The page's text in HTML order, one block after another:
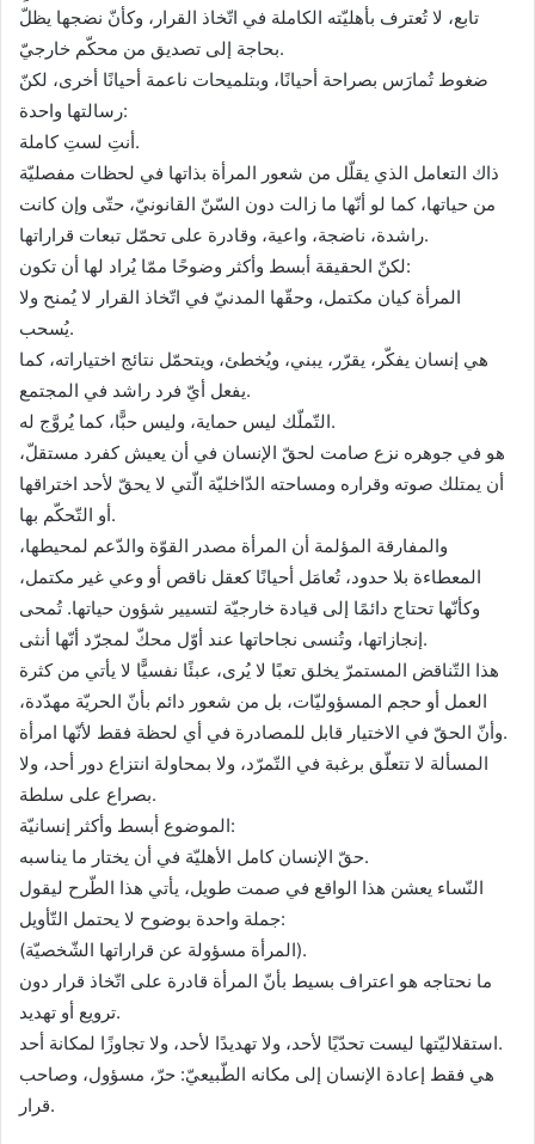
تابع، لا تُعترف بأهليّته الكاملة في اتّخاذ القرار، وكأنّ نضجها يظلّ
بحاجة إلى تصديق من محكّم خارجيّ.
ضغوط تُمارَس بصراحة أحيانًا، وبتلميحات ناعمة أحيانًا أخرى، لكنّ
رسالتها واحدة:
أنتِ لستِ كاملة.
ذاك التعامل الذي يقلّل من شعور المرأة بذاتها في لحظات مفصليّة
من حياتها، كما لو أنّها ما زالت دون السّنّ القانونيّ، حتّى وإن كانت
راشدة، ناضجة، واعية، وقادرة على تحمّل تبعات قراراتها.
لكنّ الحقيقة أبسط وأكثر وضوحًا ممّا يُراد لها أن تكون:
المرأة كيان مكتمل، وحقّها المدنيّ في اتّخاذ القرار لا يُمنح ولا
يُسحب.
هي إنسان يفكّر، يقرّر، يبني، ويُخطئ، ويتحمّل نتائج اختياراته، كما
يفعل أيّ فرد راشد في المجتمع.
التّملّك ليس حماية، وليس حبًّا، كما يُروَّج له.
هو في جوهره نزع صامت لحقّ الإنسان في أن يعيش كفرد مستقلّ،
أن يمتلك صوته وقراره ومساحته الدّاخليّة الّتي لا يحقّ لأحد اختراقها
أو التّحكّم بها.
والمفارقة المؤلمة أن المرأة مصدر القوّة والدّعم لمحيطها،
المعطاءة بلا حدود، تُعامَل أحيانًا كعقل ناقص أو وعي غير مكتمل،
وكأنّها تحتاج دائمًا إلى قيادة خارجيّة لتسيير شؤون حياتها. تُمحى
إنجازاتها، وتُنسى نجاحاتها عند أوّل محكّ لمجرّد أنّها أنثى.
هذا التّناقض المستمرّ يخلق تعبًا لا يُرى، عبئًا نفسيًّا لا يأتي من كثرة
العمل أو حجم المسؤوليّات، بل من شعور دائم بأنّ الحريّة مهدّدة،
وأنّ الحقّ في الاختيار قابل للمصادرة في أي لحظة فقط لأنّها امرأة.
المسألة لا تتعلّق برغبة في التّمرّد، ولا بمحاولة انتزاع دور أحد، ولا
بصراع على سلطة.
الموضوع أبسط وأكثر إنسانيّة:
حقّ الإنسان كامل الأهليّة في أن يختار ما يناسبه.
النّساء يعشن هذا الواقع في صمت طويل، يأتي هذا الطّرح ليقول
جملة واحدة بوضوح لا يحتمل التّأويل:
(المرأة مسؤولة عن قراراتها الشّخصيّة).
ما نحتاجه هو اعتراف بسيط بأنّ المرأة قادرة على اتّخاذ قرار دون
ترويع أو تهديد.
استقلاليّتها ليست تحدّيًا لأحد، ولا تهديدًا لأحد، ولا تجاوزًا لمكانة أحد.
هي فقط إعادة الإنسان إلى مكانه الطّبيعيّ: حرّ، مسؤول، وصاحب
قرار.